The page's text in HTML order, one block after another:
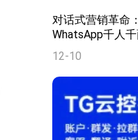
对话式营销革命
WhatsApp千人
12-10